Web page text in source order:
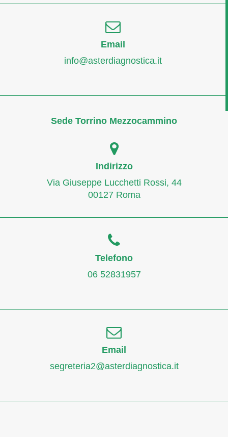
Email
info@asterdiagnostica.it
Sede Torrino Mezzocammino
Indirizzo
Via Giuseppe Lucchetti Rossi, 44
00127 Roma
Telefono
06 52831957
Email
segreteria2@asterdiagnostica.it